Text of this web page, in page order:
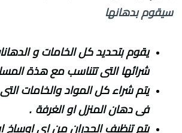
سيقوم بدهانها
يقوم بتحديد كل الخامات و
شرائها التى تتناسب مع هذة
يتم شراء كل المواد والخامات
فى دهان المنزل او الغرفة .
يتم تنظيف الجدران من اى اوساخ او